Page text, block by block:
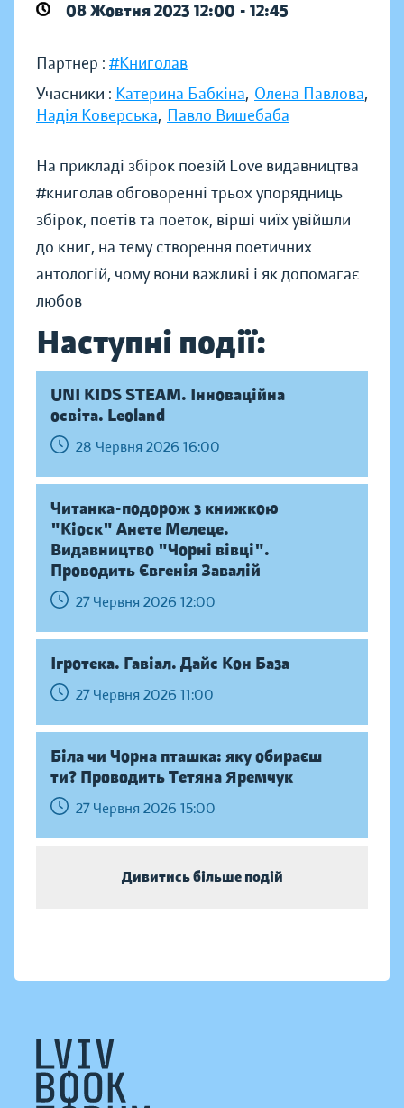
08 Жовтня 2023 12:00 - 12:45
Партнер : #Книголав
Учасники : Катерина Бабкіна, Олена Павлова,
Надія Коверська, Павло Вишебаба
На прикладі збірок поезій Love видавництва
#книголав обговоренні трьох упорядниць
збірок, поетів та поеток, вірші чиїх увійшли
до книг, на тему створення поетичних
антологій, чому вони важливі і як допомагає
любов
Наступні події:
UNI KIDS STEAM. Інноваційна
освіта. Leoland
28 Червня 2026 16:00
Читанка-подорож з книжкою
"Кіоск" Анете Мелеце.
Видавництво "Чорні вівці".
Проводить Євгенія Завалій
27 Червня 2026 12:00
Ігротека. Гавіал. Дайс Кон База
27 Червня 2026 11:00
Біла чи Чорна пташка: яку обираєш
ти? Проводить Тетяна Яремчук
27 Червня 2026 15:00
Дивитись більше подій